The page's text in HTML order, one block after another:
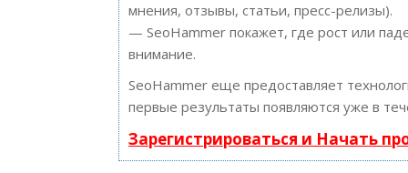
мнения, отзывы, статьи, пресс-релизы).
— SeoHammer покажет, где рост или
внимание.
SeoHammer еще предоставляет
первые результаты появляются уже в
Зарегистрироваться и Начать